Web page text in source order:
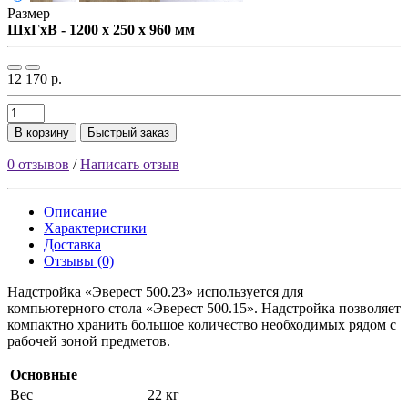
Размер
ШxГxВ - 1200 x 250 x 960 мм
12 170 р.
В корзину Быстрый заказ
0 отзывов /Написать отзыв
Описание
Характеристики
Доставка
Отзывы (0)
Надстройка «Эверест 500.23» используется для
компьютерного стола «Эверест 500.15». Надстройка позволяет
компактно хранить большое количество необходимых рядом с
рабочей зоной предметов.
Основные
Вес
22 кг